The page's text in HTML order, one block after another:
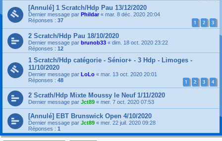
[Annulé] 1 Scratch/Hdp Pau 13/12/2020
Dernier message par Phildar « mar. 8 déc. 2020 20:04
Réponses : 37 1 2 3
2 Scratch/Hdp Pau 18/10/2020
Dernier message par brunob33 « dim. 18 oct. 2020 23:22
Réponses : 12
1 Scratch/Hdp catégorie - Sénior+ - 3 Hdp - Limoges -
11/10/2020
Dernier message par LoLo « mar. 13 oct. 2020 20:01
Réponses : 48 1 2 3 4
2 Scrath/Hdp Mixte Moussy le Neuf 1/11/2020
Dernier message par Jct89 « mer. 7 oct. 2020 07:53
[Annulé] EBT Brunswick Open 4/10/2020
Dernier message par Jct89 « mer. 22 juil. 2020 09:28
Réponses : 1